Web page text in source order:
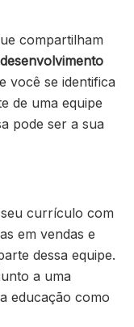
compartilham
você se identifica
de uma equipe
pode ser a sua
currículo com
em vendas e
dessa equipe.
a uma
educação como